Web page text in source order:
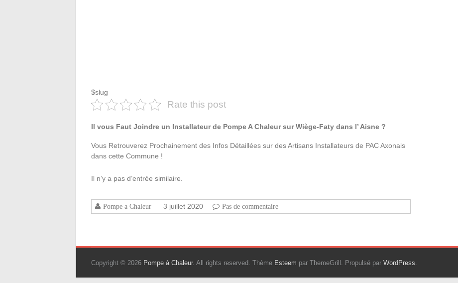
$slug
Rate this post
Il vous Faut Joindre un Installateur de Pompe A Chaleur sur Wiège-Faty dans l’ Aisne ?
Vous Retrouverez Prochainement des Infos Détaillées sur des Artisans Installateurs de PAC Axonais
dans cette Commune !
Il n’y a pas d’entrée similaire.
Pompe a Chaleur 3 juillet 2020 Pas de commentaire
Copyright © 2026 Pompe à Chaleur. All rights reserved. Thème Esteem par ThemeGrill. Propulsé par WordPress.